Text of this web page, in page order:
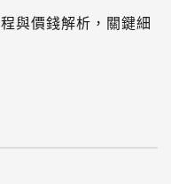
與價錢解析，關鍵細